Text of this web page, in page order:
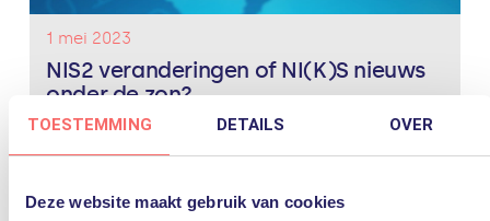
TOESTEMMING DETAILS OVER
Deze website maakt gebruik van cookies
1 mei 2023
NIS2 veranderingen of NI(K)S nieuws
onder de zon?
De nieuwe EU NIS2-richtlijn moet de digitale
zon? Historie...Lees verder